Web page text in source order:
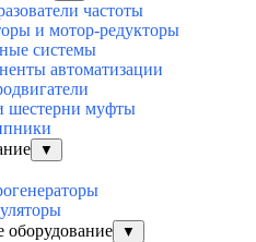
частоты
и мотор-редукторы
системы
автоматизации
шестерни муфты
▼
оборудование
▼